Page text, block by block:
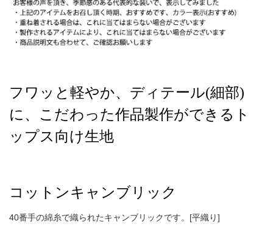
フワッと軽やか、ディテール(細部)
に、こだわった作品製作ができるト
ップス向け生地
コットンキャンブリック
40番手の綿糸で織られたキャンブリックです。[平織り]